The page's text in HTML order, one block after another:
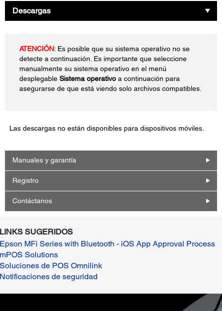
Descargas
ATENCIÓN: Es posible que su sistema operativo no se
detecte a continuación. Es importante que seleccione
manualmente su sistema operativo en el menú
desplegable Sistema operativo a continuación para
asegurarse de que está viendo solo archivos compatibles.
Las descargas no están disponibles para dispositivos móviles.
Manuales y garantía
Registro
Contáctanos
LINKS SUGERIDOS
Epson MFi Series with Bluetooth - iOS App Approval Process
mPOS Solutions
Soluciones de POS Omnilink
Notificaciones de seguridad